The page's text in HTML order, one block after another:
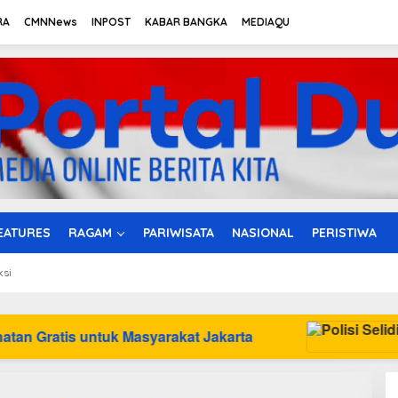
CMNNews INPOST KABAR BANGKA MEDIAQU
RAGAM PARIWISATA NASIONAL PERISTIWA
Jakarta